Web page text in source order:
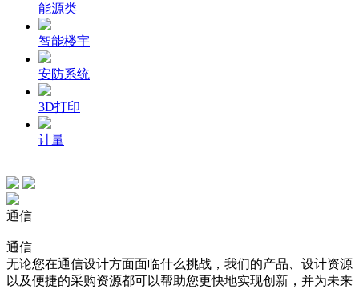
能源类
智能楼宇
安防系统
3D打印
计量
通信
通信
无论您在通信设计方面面临什么挑战，我们的产品、设计资源
以及便捷的采购资源都可以帮助您更快地实现创新，并为未来